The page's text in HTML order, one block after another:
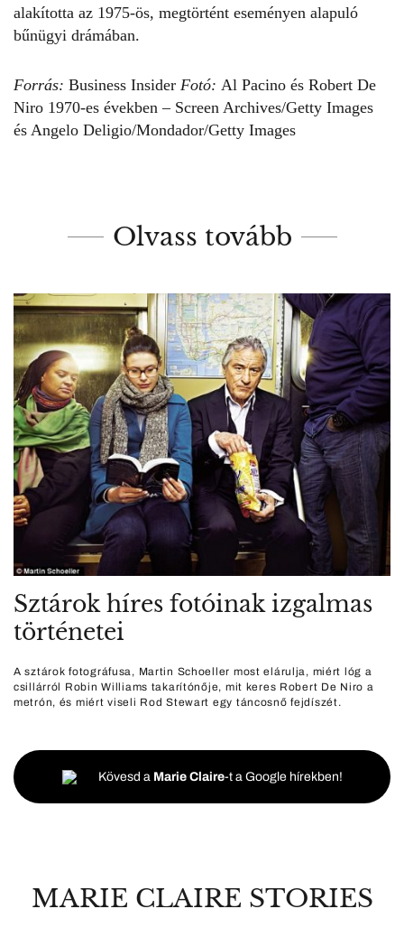
alakította az 1975-ös, megtörtént eseményen alapuló
bűnügyi drámában.
Forrás: Business Insider Fotó: Al Pacino és Robert De
Niro 1970-es években – Screen Archives/Getty Images
és Angelo Deligio/Mondador/Getty Images
Olvass tovább
Sztárok híres fotóinak izgalmas
történetei
A sztárok fotográfusa, Martin Schoeller most elárulja, miért lóg a
csillárról Robin Williams takarítónője, mit keres Robert De Niro a
metrón, és miért viseli Rod Stewart egy táncosnő fejdíszét.
Kövesd a Marie Claire-t a Google hírekben!
MARIE CLAIRE STORIES